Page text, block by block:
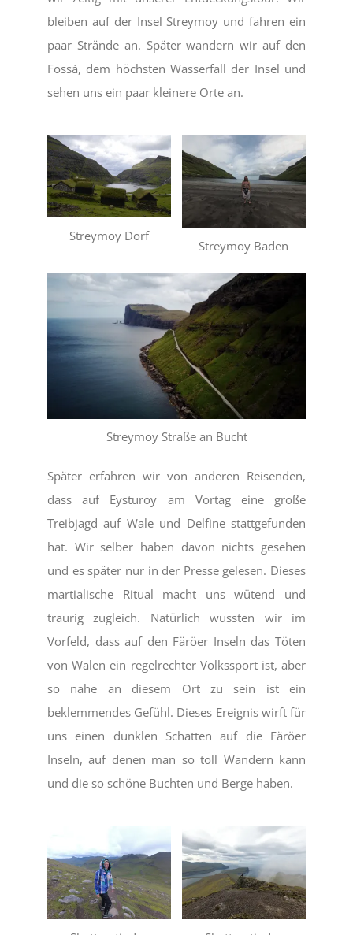
bleiben auf der Insel Streymoy und fahren ein
paar Strände an. Später wandern wir auf den
Fossá, dem höchsten Wasserfall der Insel und
sehen uns ein paar kleinere Orte an.
Streymoy Dorf
Streymoy Baden
Streymoy Straße an Bucht
Später erfahren wir von anderen Reisenden,
dass auf Eysturoy am Vortag eine große
Treibjagd auf Wale und Delfine stattgefunden
hat. Wir selber haben davon nichts gesehen
und es später nur in der Presse gelesen. Dieses
martialische Ritual macht uns wütend und
traurig zugleich. Natürlich wussten wir im
Vorfeld, dass auf den Färöer Inseln das Töten
von Walen ein regelrechter Volkssport ist, aber
so nahe an diesem Ort zu sein ist ein
beklemmendes Gefühl. Dieses Ereignis wirft für
uns einen dunklen Schatten auf die Färöer
Inseln, auf denen man so toll Wandern kann
und die so schöne Buchten und Berge haben.